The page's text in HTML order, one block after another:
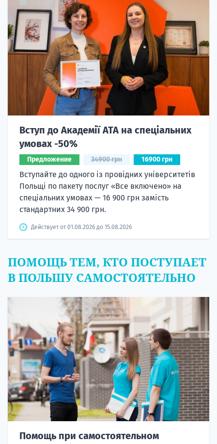
Вступ до Академії ATA на спеціальних
умовах -50%
Предложение 34900 грн 16900 грн
Вступайте до одного із провідних університетів
Польщі по пакету послуг «Все включено» на
спеціальних умовах — 16 900 грн замість
стандартних 34 900 грн.
Действует от 01.08.2026 до 15.08.2026
ПОМОЩЬ ТЕМ, КТО ПОСТУПАЕТ
В ПОЛЬШУ САМОСТОЯТЕЛЬНО
Помощь при самостоятельном